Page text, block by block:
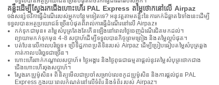
គន្លឹះដើម្បីស្វែងរកជើងហោះហើរ PAL Express តម្លៃថោកនៅលើ Airpaz
ចង់សន្សំថវិកាធ្វើដំណើររបស់អ្នកបន្ថែមទៀតទេ? អនុវត្តតាមគន្លឹះនៃការកក់ដ៏ឆ្លាតវៃទាំងនេះដើម្បី
ទទួលបានអត្ថប្រយោជន៍ច្រើនបំផុតពីរាល់ការធ្វើដំណើរនៅលើ Airpaz៖
កក់ទុកជាមុន៖ តម្លៃសំបុត្រតែងតែកើនឡើងនៅពេលថ្ងៃចេញដំណើរជិតមកដល់។
ព្យាយាមកក់ទុកមុន 4-8 សប្តាហ៍ដើម្បីទទួលបានកិច្ចព្រមព្រៀង និងតម្លៃល្អបំផុត។
បត់បែនលើកាលបរិច្ឆេទ៖ ប្រើទិដ្ឋភាពប្រតិទិនរបស់ Airpaz ដើម្បីប្រៀបធៀបតម្លៃសំបុត្រឆ្លង
កាត់កាលបរិច្ឆេទជាច្រើន។
ហោះហើរពាក់កណ្តាលសប្តាហ៍៖ ថ្ងៃអង្គារ និងថ្ងៃពុធជាធម្មតាផ្តល់នូវតម្លៃសំបុត្រថោកជាង
ជើងហោះហើរចុងសប្តាហ៍។
ស្វែងរកប្រូម៉ូសិន៖ ពិនិត្យមើលជាប្រចាំសម្រាប់លេខកូដប្រូម៉ូសិន និងការផ្តល់ជូន PAL
Express ក្នុងរយៈពេលកំណត់នៅលើទំព័រ និងទំព័រ របស់ Airpaz។